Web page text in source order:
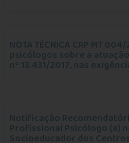
NOTA TÉCNICA CRP MT 004/2020 Orienta
psicólogos sobre a
nº 13.431/2017, nas
Notificação
Profissional Psicólogo (a)
Socioeducador dos